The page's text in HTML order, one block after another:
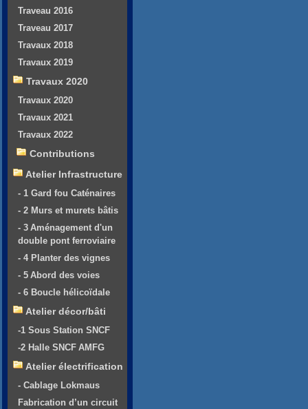
Traveau 2016
Traveau 2017
Travaux 2018
Travaux 2019
Travaux 2020
Travaux 2020
Travaux 2021
Travaux 2022
Contributions
Atelier Infrastructure
- 1 Gard fou Caténaires
- 2 Murs et murets bâtis
- 3 Aménagement d'un
double pont ferroviaire
- 4 Planter des vignes
- 5 Abord des voies
- 6 Boucle hélicoïdale
Atelier décor/bâti
-1 Sous Station SNCF
-2 Halle SNCF AMFG
Atelier électrification
- Cablage Lokmaus
Fabrication d’un circuit